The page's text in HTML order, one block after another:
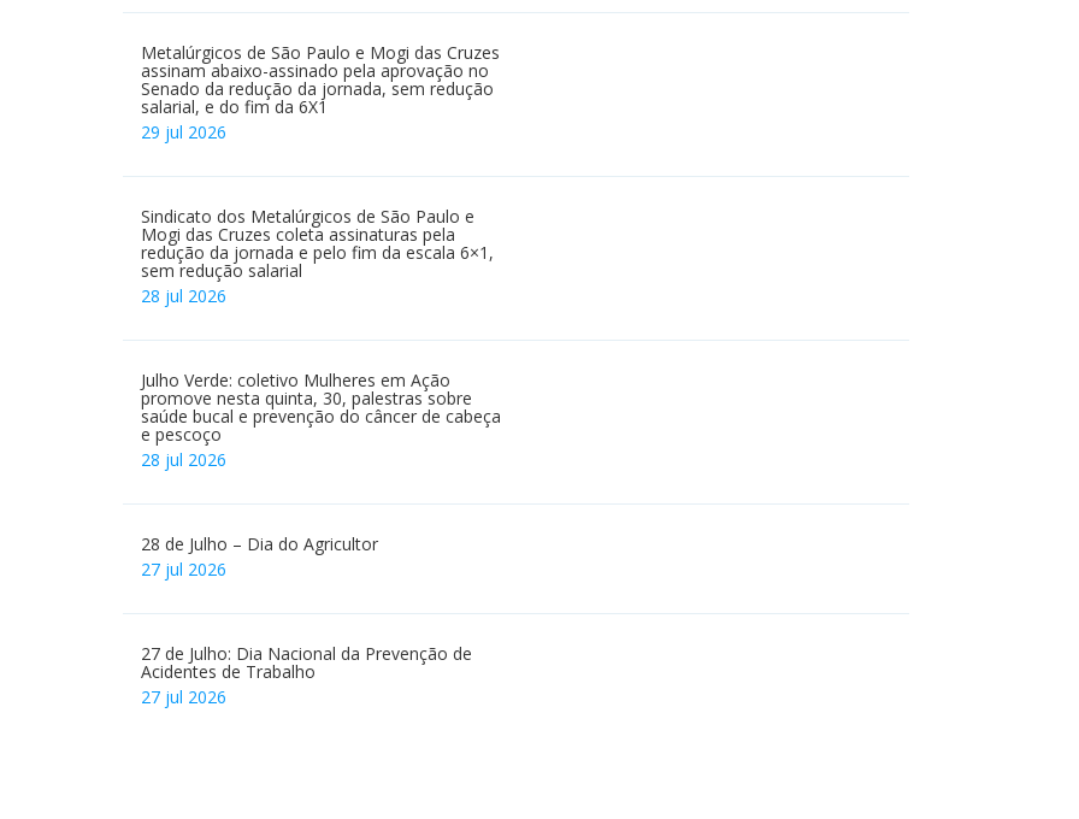
assinam abaixo-assinado pela aprovação no
salarial, e do fim da 6X1
29 jul 2026
Mogi das Cruzes coleta assinaturas pela
sem redução salarial
28 jul 2026
promove nesta quinta, 30, palestras sobre
e pescoço
28 jul 2026
28 de Julho – Dia do Agricultor
27 jul 2026